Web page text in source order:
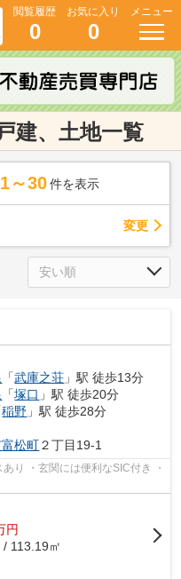
閲覧履歴
0
お気に入り
0
メニュー
建、土地一覧
1～30 件を表示
変更
「武庫之荘 」駅 徒歩13分
「塚口 」駅 徒歩20分
稲野 」駅 徒歩28分
富松町２丁目19-1
り ・玄関には便利なSIC付き ・
円
113.19㎡